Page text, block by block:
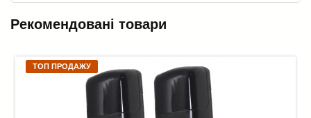
Рекомендовані товари
ТОП ПРОДАЖУ